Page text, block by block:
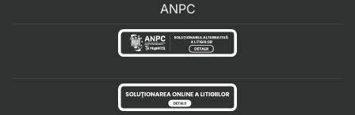
ANPC